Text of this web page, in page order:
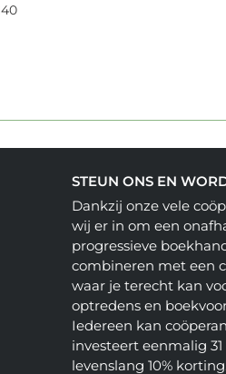
STEUN ONS EN
Dankzij onze vele
wij er in om een
progressieve
combineren met een
waar je terecht kan
optredens en
Iedereen kan
investeert eenmalig
levenslang 10%